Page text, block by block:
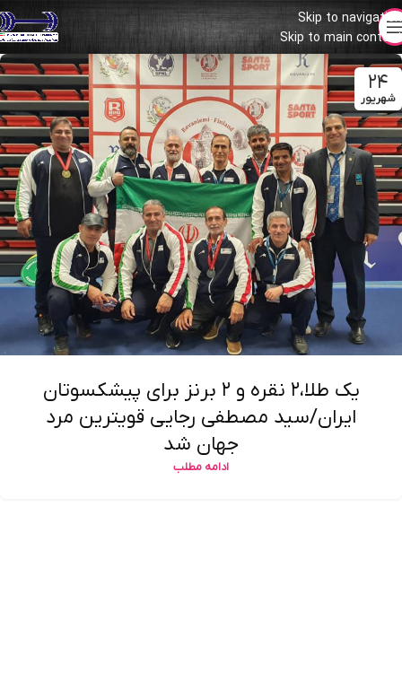
Skip to navigation
Skip to main content
۲۴
شهریور
یک طلا،۲ نقره و ۲ برنز برای پیشکسوتان
ایران/سید مصطفی رجایی قویترین مرد
جهان شد
ادامه مطلب